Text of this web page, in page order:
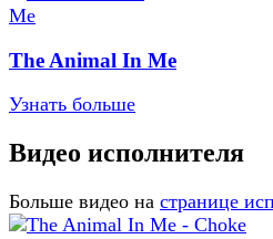
The Animal In Me
Узнать больше
Видео исполнителя
Больше видео на странице